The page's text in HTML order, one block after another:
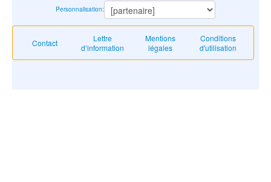
Contact
Lettre
d’information
Mentions
légales
Conditions
d'utilisation
Personnalisation: